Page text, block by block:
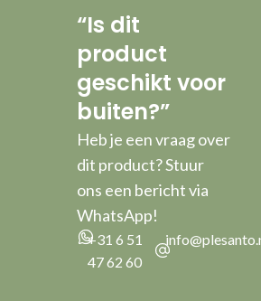
“Is dit
product
geschikt voor
buiten?”
Heb je een vraag over
dit product? Stuur
ons een bericht via
WhatsApp!
+31 6 51
47 62 60
info@plesanto.nl